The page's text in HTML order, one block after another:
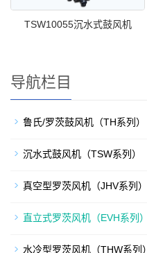
TSW10055沉水式鼓风机
导航栏目
鲁氏/罗茨鼓风机（TH系列）
沉水式鼓风机（TSW系列）
真空型罗茨风机（JHV系列）
直立式罗茨风机（EVH系列）
水冷型罗茨风机（THW系列）